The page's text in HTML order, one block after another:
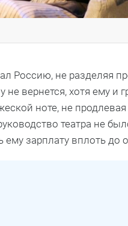
Россию, не разделяя
не вернется, хотя ему и
ноте, не
театра не
ему зарплату вплоть до